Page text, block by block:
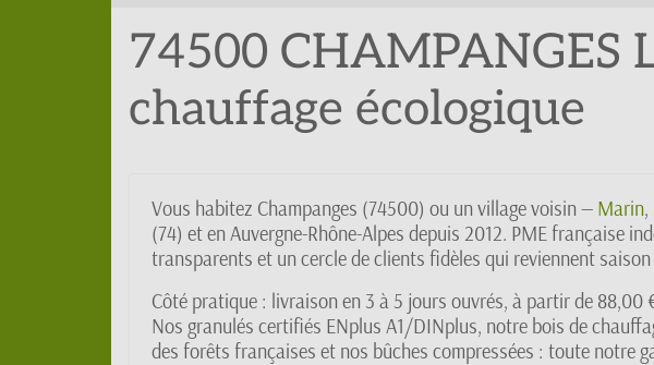
74500 CHAMPANGES
chauffage écologique
Vous habitez Champanges (74500) ou un village voisin — Marin,
(74) et en Auvergne-Rhône-Alpes depuis 2012. PME française
transparents et un cercle de clients fidèles qui reviennent
Côté pratique : livraison en 3 à 5 jours ouvrés, à partir de 88,00
Nos granulés certifiés ENplus A1/DINplus, notre bois de
des forêts françaises et nos bûches compressées : toute notre